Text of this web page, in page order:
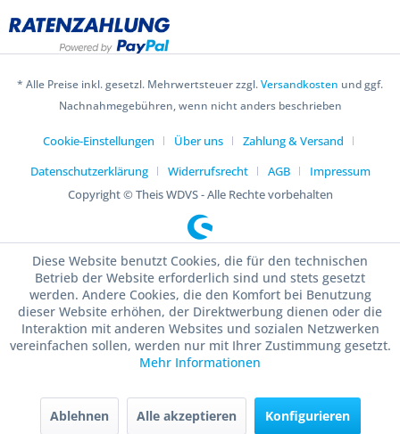
* Alle Preise inkl. gesetzl. Mehrwertsteuer zzgl.Versandkosten und ggf.
Nachnahmegebühren, wenn nicht anders beschrieben
Cookie-Einstellungen Über uns
Zahlung & Versand
Datenschutzerklärung
Widerrufsrecht AGB
Impressum
Copyright © Theis WDVS - Alle Rechte vorbehalten
Diese Website benutzt Cookies, die für den technischen
Betrieb der Website erforderlich sind und stets gesetzt
werden. Andere Cookies, die den Komfort bei Benutzung
dieser Website erhöhen, der Direktwerbung dienen oder die
Interaktion mit anderen Websites und sozialen Netzwerken
vereinfachen sollen, werden nur mit Ihrer Zustimmung gesetzt.
Mehr Informationen
Ablehnen Alle akzeptieren Konfigurieren